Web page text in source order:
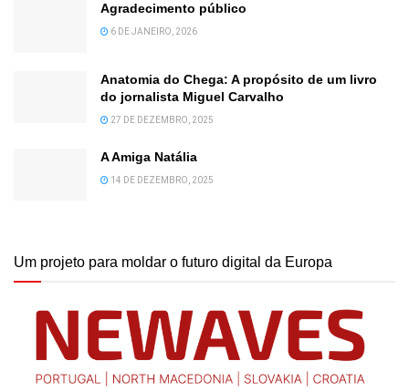
Agradecimento público
6 DE JANEIRO, 2026
Anatomia do Chega: A propósito de um livro
do jornalista Miguel Carvalho
27 DE DEZEMBRO, 2025
A Amiga Natália
14 DE DEZEMBRO, 2025
Um projeto para moldar o futuro digital da Europa